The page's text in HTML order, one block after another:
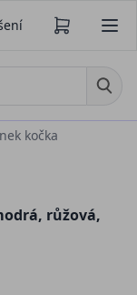
kočka
růžová,